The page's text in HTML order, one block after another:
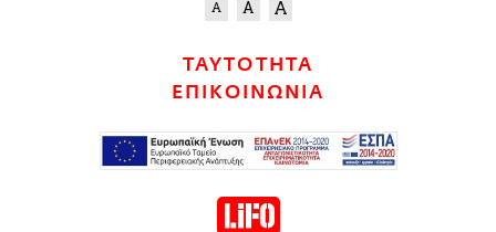
ΤΑΥΤΟΤΗΤΑ
ΕΠΙΚΟΙΝΩΝΙΑ